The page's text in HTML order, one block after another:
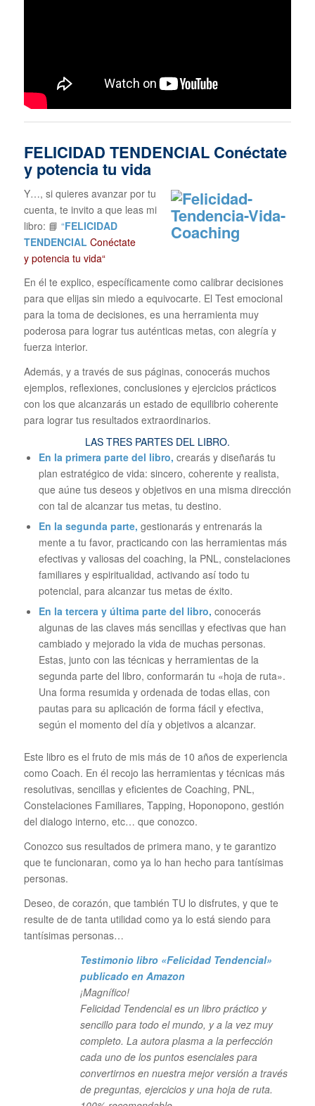
FELICIDAD TENDENCIAL Conéctate
y potencia tu vida
Y…, si quieres avanzar por tu
cuenta, te invito a que leas mi
libro: 📘 “FELICIDAD
TENDENCIAL Conéctate
y potencia tu vida“
En él te explico, específicamente como calibrar decisiones
para que elijas sin miedo a equivocarte. El Test emocional
para la toma de decisiones, es una herramienta muy
poderosa para lograr tus auténticas metas, con alegría y
fuerza interior.
Además, y a través de sus páginas, conocerás muchos
ejemplos, reflexiones, conclusiones y ejercicios prácticos
con los que alcanzarás un estado de equilibrio coherente
para lograr tus resultados extraordinarios.
LAS TRES PARTES DEL LIBRO.
En la primera parte del libro, crearás y diseñarás tu
plan estratégico de vida: sincero, coherente y realista,
que aúne tus deseos y objetivos en una misma dirección
con tal de alcanzar tus metas, tu destino.
En la segunda parte, gestionarás y entrenarás la
mente a tu favor, practicando con las herramientas más
efectivas y valiosas del coaching, la PNL, constelaciones
familiares y espiritualidad, activando así todo tu
potencial, para alcanzar tus metas de éxito.
En la tercera y última parte del libro, conocerás
algunas de las claves más sencillas y efectivas que han
cambiado y mejorado la vida de muchas personas.
Estas, junto con las técnicas y herramientas de la
segunda parte del libro, conformarán tu «hoja de ruta».
Una forma resumida y ordenada de todas ellas, con
pautas para su aplicación de forma fácil y efectiva,
según el momento del día y objetivos a alcanzar.
Este libro es el fruto de mis más de 10 años de experiencia
como Coach. En él recojo las herramientas y técnicas más
resolutivas, sencillas y eficientes de Coaching, PNL,
Constelaciones Familiares, Tapping, Hoponopono, gestión
del dialogo interno, etc… que conozco.
Conozco sus resultados de primera mano, y te garantizo
que te funcionaran, como ya lo han hecho para tantísimas
personas.
Deseo, de corazón, que también TU lo disfrutes, y que te
resulte de de tanta utilidad como ya lo está siendo para
tantísimas personas…
Testimonio libro «Felicidad Tendencial»
publicado en Amazon
¡Magnífico!
Felicidad Tendencial es un libro práctico y
sencillo para todo el mundo, y a la vez muy
completo. La autora plasma a la perfección
cada uno de los puntos esenciales para
convertirnos en nuestra mejor versión a través
de preguntas, ejercicios y una hoja de ruta.